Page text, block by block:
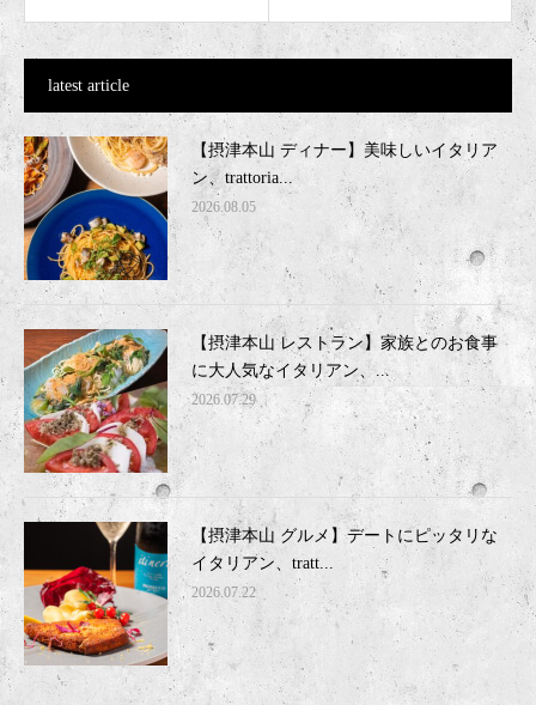
latest article
【摂津本山 ディナー】美味しいイタリア
ン、trattoria...
2026.08.05
【摂津本山 レストラン】家族とのお食事
に大人気なイタリアン、...
2026.07.29
【摂津本山 グルメ】デートにピッタリな
イタリアン、tratt...
2026.07.22